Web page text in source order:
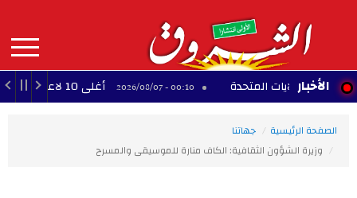
contenu
principal
MAIN
NAVIGATION الأخبارالمتحدة 00:10 - 2026/08/07 أغلى 10 لاعبين أفارقة عبر التاريخ
الصفحة الرئيسية
جهاتنا
وزيرة الشؤون الثقافية: الكاف منارة للموسيقى والمسرح